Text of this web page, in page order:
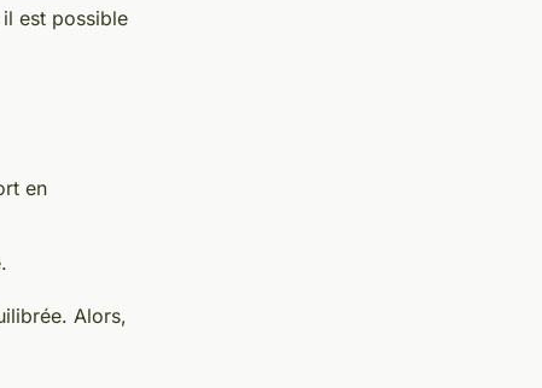
est possible
en
Alors,